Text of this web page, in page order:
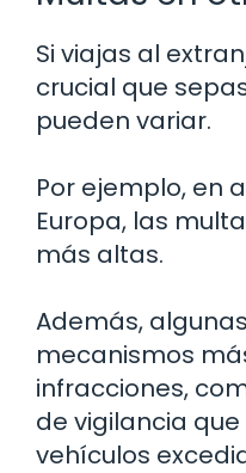
Si viajas al
crucial que
pueden variar.
Por ejemplo, en
Europa, las
más altas.
Además,
mecanismos
infracciones,
de vigilancia
vehículos